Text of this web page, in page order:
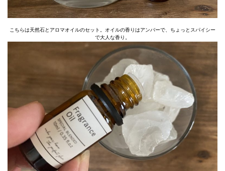
こちらは天然石とアロマオイルのセット。オイルの香りはアンバーで、ちょっとスパイシー
で大人な香り。